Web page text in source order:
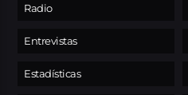
Radio
Entrevistas
Estadísticas